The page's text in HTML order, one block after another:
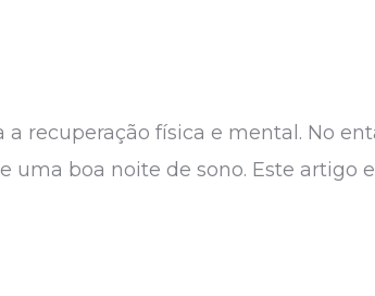
recuperação física e mental. No
boa noite de sono. Este artigo